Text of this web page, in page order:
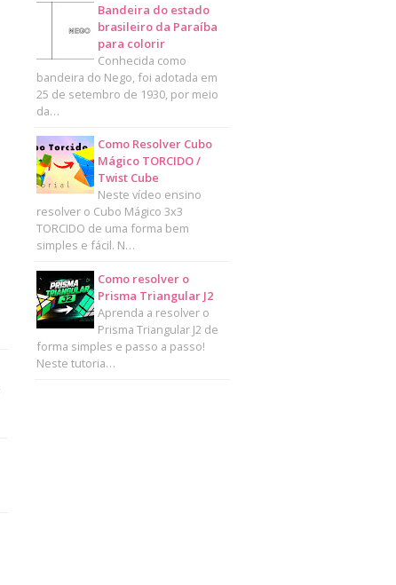
Bandeira do estado
brasileiro da Paraíba
para colorir
Conhecida como
bandeira do Nego, foi adotada em
25 de setembro de 1930, por meio
da…
Como Resolver Cubo
Mágico TORCIDO /
Twist Cube
Neste vídeo ensino
resolver o Cubo Mágico 3x3
TORCIDO de uma forma bem
simples e fácil. N…
Como resolver o
Prisma Triangular J2
Aprenda a resolver o
Prisma Triangular J2 de
forma simples e passo a passo!
Neste tutoria…